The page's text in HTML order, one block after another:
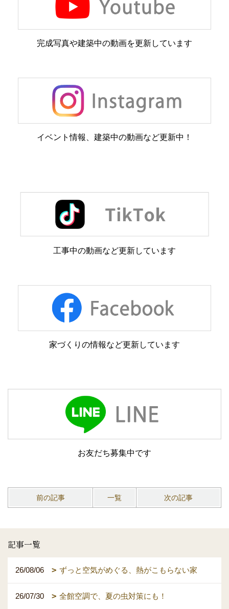
完成写真や建築中の動画を更新しています
イベント情報、建築中の動画など更新中！
工事中の動画など更新しています
家づくりの情報など更新しています
お友だち募集中です
前の記事 一覧 次の記事
記事一覧
26/08/06 ずっと空気がめぐる、熱がこもらない家
26/07/30 全館空調で、夏の虫対策にも！